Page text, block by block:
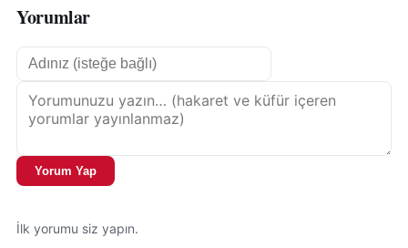
Yorumlar
Yorum Yap
İlk yorumu siz yapın.